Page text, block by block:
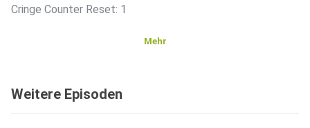
Cringe Counter Reset: 1
Mehr
Weitere Episoden